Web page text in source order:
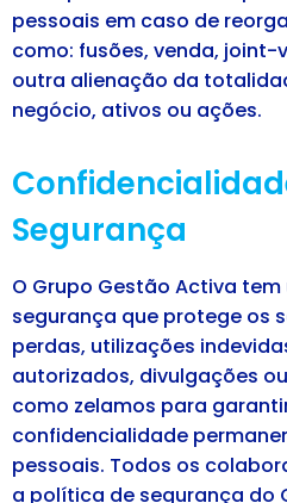
pessoais em caso de
como: fusões, venda, joint-
outra alienação da
negócio, ativos ou ações.
Segurança
O Grupo Gestão Activa
segurança que protege os
perdas, utilizações
autorizados, divulgações
como zelamos para
confidencialidade
pessoais. Todos os
a política de segurança do